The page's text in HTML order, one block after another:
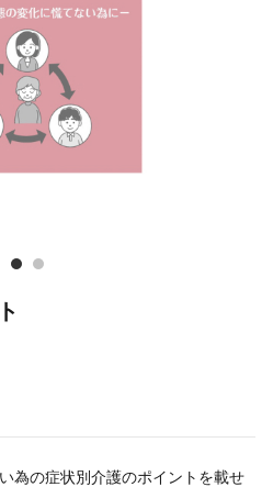
為の症状別介護のポイントを載せ